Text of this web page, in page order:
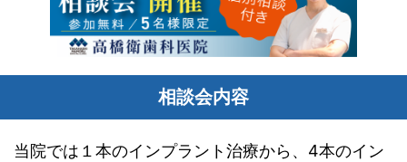
相談会内容
当院では１本のインプラント治療から、4本のイン